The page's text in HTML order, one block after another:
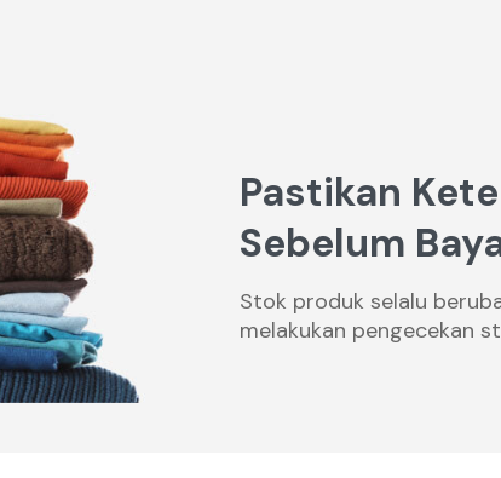
Pastikan
Sebelum
Stok produk selalu
melakukan pengecekan